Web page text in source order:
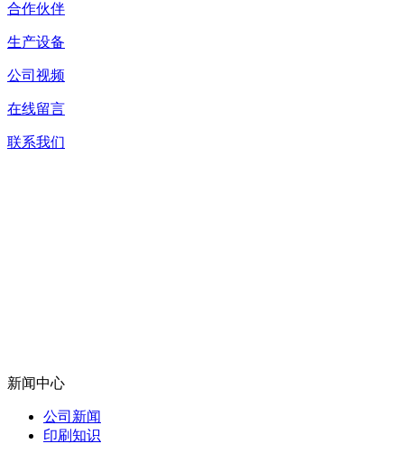
合作伙伴
生产设备
公司视频
在线留言
联系我们
新闻中心
公司新闻
印刷知识